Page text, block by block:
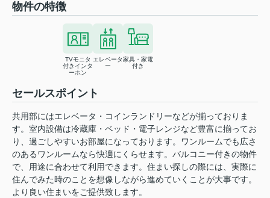
物件の特徴
TVモニタ
付きインタ
ーホン
エレベータ
ー
家具・家電
付き
セールスポイント
共用部にはエレベータ・コインランドリーなどが揃っておりま
す。室内設備は冷蔵庫・ベッド・電子レンジなど豊富に揃ってお
り、過ごしやすいお部屋になっております。ワンルームでも広さ
のあるワンルームなら快適にくらせます。バルコニー付きの物件
で、用途に合わせて利用できます。住まい探しの際には、実際に
住んでみた時のことを想像しながら進めていくことが大事です。
より良い住まいをご提供致します。